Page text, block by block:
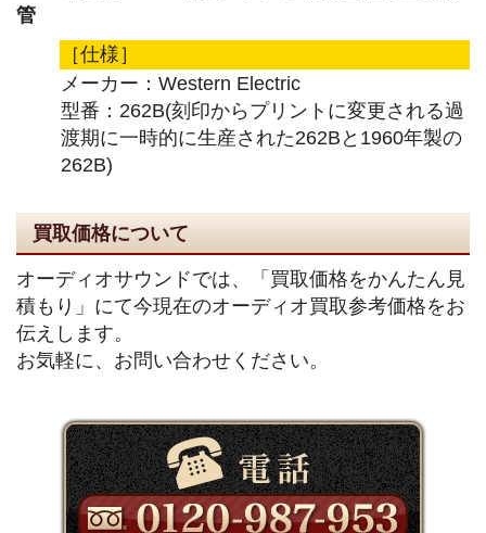
管
［仕様］
メーカー：Western Electric
型番：262B(刻印からプリントに変更される過
渡期に一時的に生産された262Bと1960年製の
262B)
買取価格について
オーディオサウンドでは、「買取価格をかんたん見
積もり」にて今現在のオーディオ買取参考価格をお
伝えします。
お気軽に、お問い合わせください。